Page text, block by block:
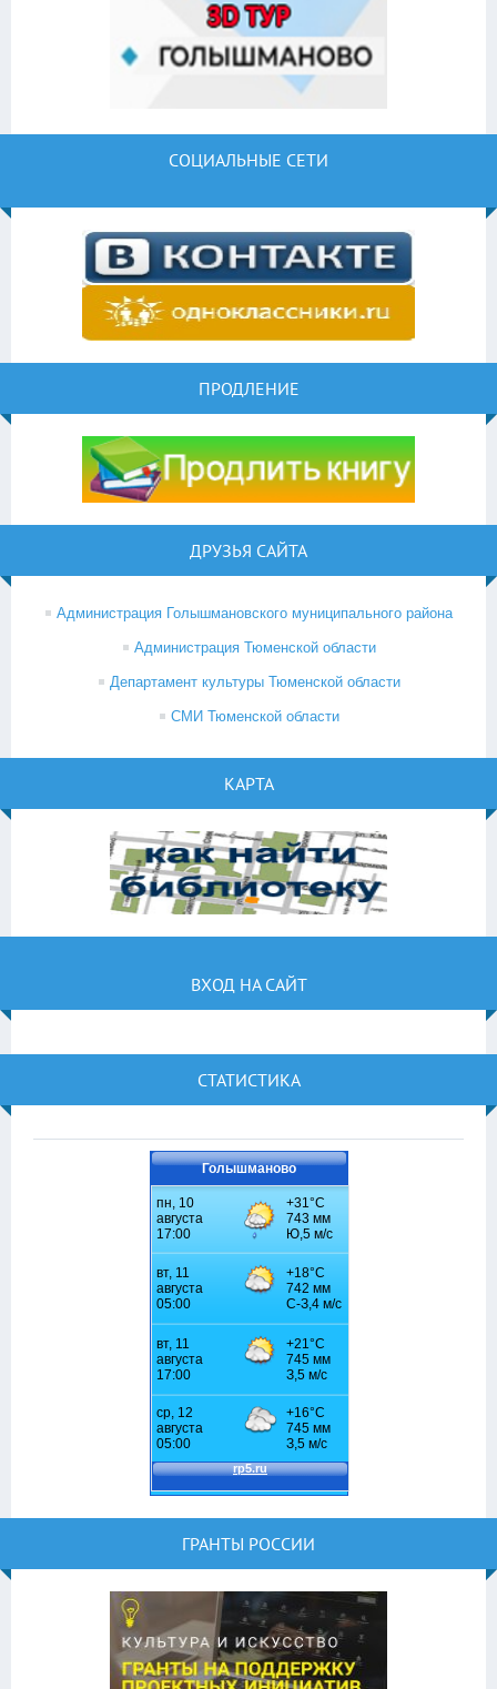
СОЦИАЛЬНЫЕ СЕТИ
ПРОДЛЕНИЕ
ДРУЗЬЯ САЙТА
Администрация Голышмановского муниципального района
Администрация Тюменской области
Департамент культуры Тюменской области
СМИ Тюменской области
КАРТА
ВХОД НА САЙТ
СТАТИСТИКА
Голышманово
ГРАНТЫ РОССИИ